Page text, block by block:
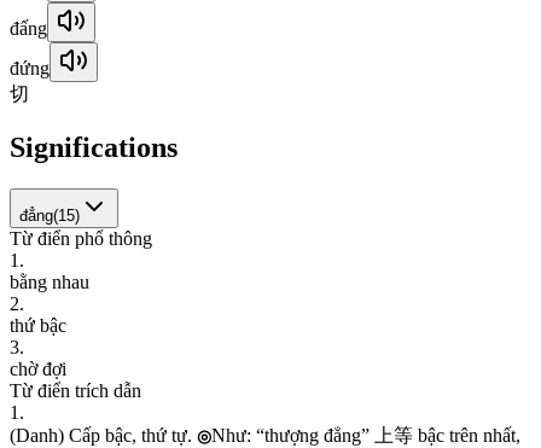
đấng
đứng
切
Significations
đẳng(15)
Từ điển phổ thông
1 .
bằng nhau
2.
thứ bậc
3.
chờ đợi
Từ điển trích dẫn
1 .
(Danh) Cấp bậc, thứ tự. ◎Như: “thượng đẳng” 上等 bậc trên nhất,